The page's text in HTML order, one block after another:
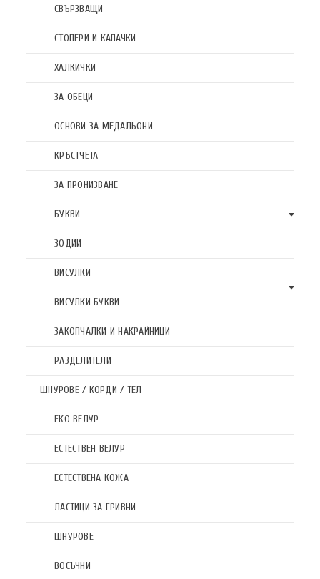
СВЪРЗВАЩИ
СТОПЕРИ И КАПАЧКИ
ХАЛКИЧКИ
ЗА ОБЕЦИ
ОСНОВИ ЗА МЕДАЛЬОНИ
КРЪСТЧЕТА
ЗА ПРОНИЗВАНЕ
БУКВИ
ЗОДИИ
ВИСУЛКИ
ВИСУЛКИ БУКВИ
ЗАКОПЧАЛКИ И НАКРАЙНИЦИ
РАЗДЕЛИТЕЛИ
ШНУРОВЕ / КОРДИ / ТЕЛ
ЕКО ВЕЛУР
ЕСТЕСТВЕН ВЕЛУР
ЕСТЕСТВЕНА КОЖА
ЛАСТИЦИ ЗА ГРИВНИ
ШНУРОВЕ
ВОСЪЧНИ